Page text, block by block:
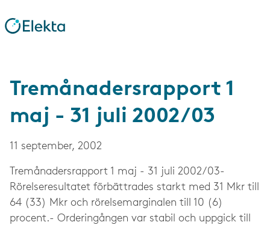
Tremånadersrapport 1
maj - 31 juli 2002/03
11 september, 2002
Tremånadersrapport 1 maj - 31 juli 2002/03-
Rörelseresultatet förbättrades starkt med 31 Mkr till
64 (33) Mkr och rörelsemarginalen till 10 (6)
procent.- Orderingången var stabil och uppgick till